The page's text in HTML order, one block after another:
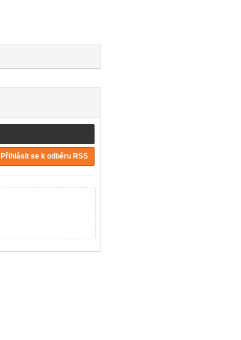
Přihlásit se k odběru RSS